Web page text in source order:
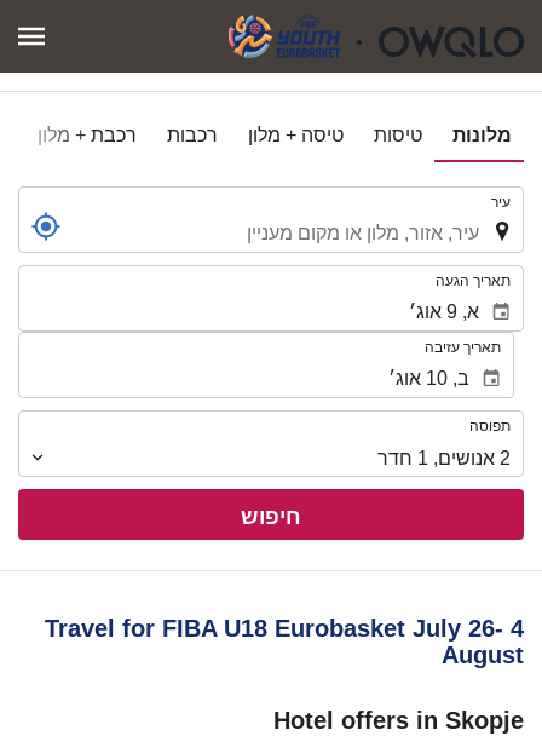
מלונות טיסות טיסה + מלון רכבות רכבת + מלון
עיר
תאריך הגעה
תאריך עזיבה
תפוסה
תפוסה
2 אנושים 1 חדר
חיפוש
Travel for FIBA U18 Eurobasket July 26- 4
August
Hotel offers in Skopje